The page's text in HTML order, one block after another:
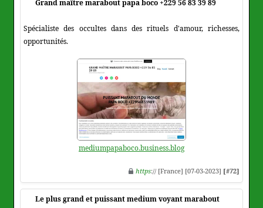
Grand maître marabout papa boco +229 56 83 39 89
Spécialiste des occultes dans des rituels d'amour, richesses,
opportunités.
mediumpapaboco.business.blog
https:// [France] [07-03-2023] [#72]
Le plus grand et puissant medium voyant marabout